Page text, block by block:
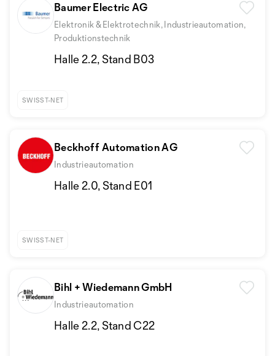
Baumer Electric AG
Elektronik & Elektrotechnik, Industrieautomation,
Produktionstechnik
Halle 2.2, Stand B03
SWISST-NET
Beckhoff Automation AG
Industrieautomation
Halle 2.0, Stand E01
SWISST-NET
Bihl + Wiedemann GmbH
Industrieautomation
Halle 2.2, Stand C22